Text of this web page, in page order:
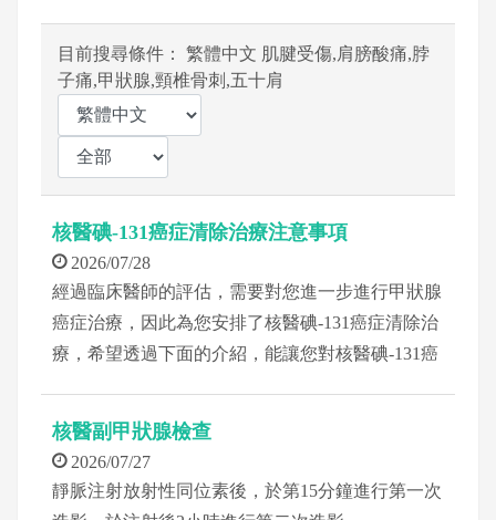
目前搜尋條件： 繁體中文 肌腱受傷,肩膀酸痛,脖
子痛,甲狀腺,頸椎骨刺,五十肩
核醫碘-131癌症清除治療注意事項
2026/07/28
經過臨床醫師的評估，需要對您進一步進行甲狀腺
癌症治療，因此為您安排了核醫碘-131癌症清除治
療，希望透過下面的介紹，能讓您對核醫碘-131癌
核醫副甲狀腺檢查
2026/07/27
靜脈注射放射性同位素後，於第15分鐘進行第一次